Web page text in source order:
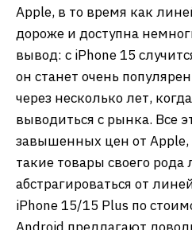
Apple, в то время как
дороже и доступна
вывод: с iPhone 15
он станет очень
через несколько лет,
выводиться с рынка. Все
завышенных цен от
такие товары своего
абстрагироваться от
iPhone 15/15 Plus по